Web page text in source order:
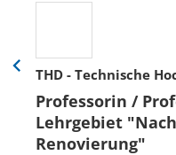
THD - Technische
Professorin /
Lehrgebiet
Renovierung"
Eine
zurück